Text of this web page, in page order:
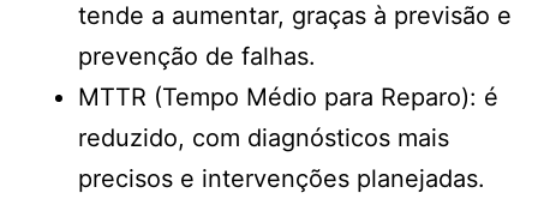
tende a aumentar, graças à previsão e
prevenção de falhas.
MTTR (Tempo Médio para Reparo): é
reduzido, com diagnósticos mais
precisos e intervenções planejadas.